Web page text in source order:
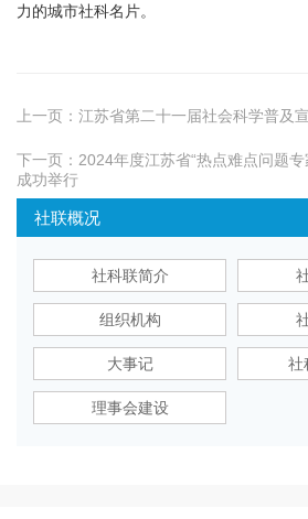
力的城市社科名片。
上一页： 江苏省第二十一届社会科学普及
下一页： 2024年度江苏省“热点难点问题
成功举行
社联概况
社科联简介
组织机构
大事记 社
理事会建设